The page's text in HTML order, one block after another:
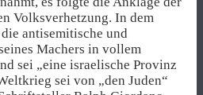
Volksverhetzung. In dem
antisemitische und
Machers in vollem
sei „eine israelische Provinz
sei von „den Juden“